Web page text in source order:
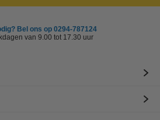
Bel ons op 0294-787124
van 9.00 tot 17.30 uur